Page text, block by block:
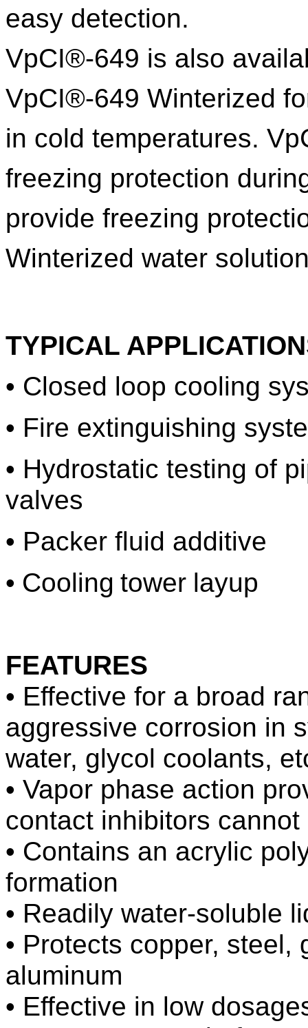
easy detection.
VpCI®-649 is also
VpCI®-649 Winterized
in cold temperatures.
freezing protection
provide freezing
Winterized water
TYPICAL
• Closed loop cooling
• Fire extinguishing
• Hydrostatic testing of
valves
• Packer fluid additive
• Cooling tower layup
FEATURES
• Effective for a broad
aggressive corrosion in
water, glycol coolants,
• Vapor phase action
contact inhibitors cannot
• Contains an acrylic
formation
• Readily water-soluble
• Protects copper, steel,
aluminum
• Effective in low